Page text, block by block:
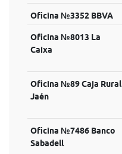
Oficina №3352 BBVA
Oficina №8013 La
Caixa
Oficina №89 Caja Rural
Jaén
Oficina №7486 Banco
Sabadell